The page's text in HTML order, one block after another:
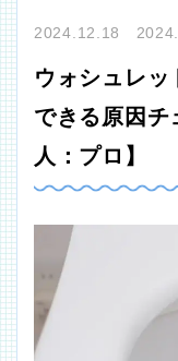
2024.12.18
ウォシュレ
できる原因チ
人：プロ】